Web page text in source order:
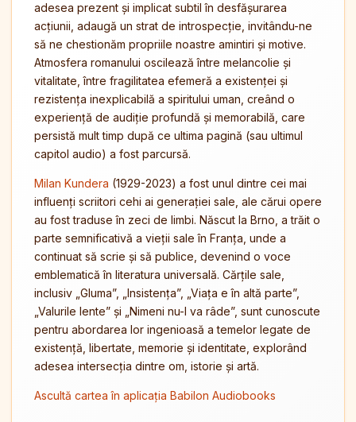
adesea prezent și implicat subtil în desfășurarea
acțiunii, adaugă un strat de introspecție, invitându-ne
să ne chestionăm propriile noastre amintiri și motive.
Atmosfera romanului oscilează între melancolie și
vitalitate, între fragilitatea efemeră a existenței și
rezistența inexplicabilă a spiritului uman, creând o
experiență de audiție profundă și memorabilă, care
persistă mult timp după ce ultima pagină (sau ultimul
capitol audio) a fost parcursă.
Milan Kundera (1929-2023) a fost unul dintre cei mai
influenți scriitori cehi ai generației sale, ale cărui opere
au fost traduse în zeci de limbi. Născut la Brno, a trăit o
parte semnificativă a vieții sale în Franța, unde a
continuat să scrie și să publice, devenind o voce
emblematică în literatura universală. Cărțile sale,
inclusiv „Gluma”, „Insistența”, „Viața e în altă parte”,
„Valurile lente” și „Nimeni nu-l va râde”, sunt cunoscute
pentru abordarea lor ingenioasă a temelor legate de
existență, libertate, memorie și identitate, explorând
adesea intersecția dintre om, istorie și artă.
Ascultă cartea în aplicația Babilon Audiobooks